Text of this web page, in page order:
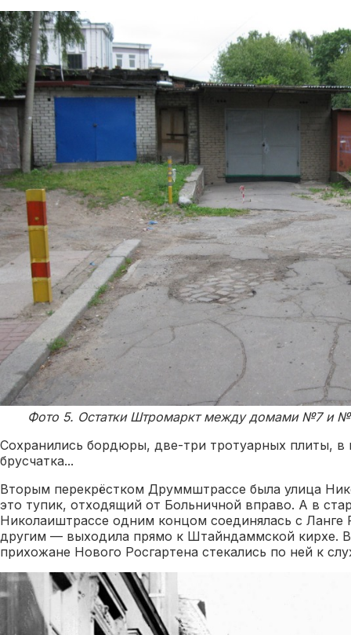
Фото 5. Остатки Штромаркт между домами №7 и
Сохранились бордюры, две-три тротуарных плиты, в
брусчатка...
Вторым перекрёстком Друммштрассе была улица
это тупик, отходящий от Больничной вправо. А в
Николаиштрассе одним концом соединялась с Ланге
другим — выходила прямо к Штайндаммской кирхе.
прихожане Нового Росгартена стекались по ней к